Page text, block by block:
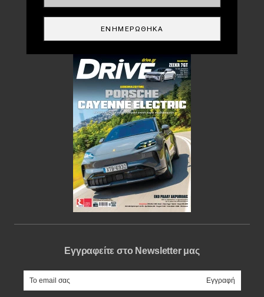
DRIVE USED
Περιοδικό
Εγγραφείτε στο Newsletter μας
e-mail
ΕΝΗΜΕΡΏΘΗΚΑ